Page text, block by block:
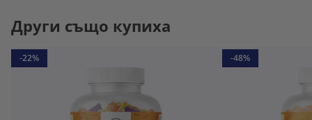
Други също купиха
-22% -48%